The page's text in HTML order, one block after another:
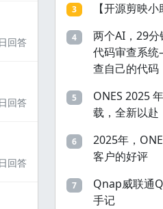
回答
回答
回答
3 【开源剪映
4
两个AI，29
代码审查系
查自己的代码
5
ONES 2025
载，全新以赴
6
2025年，
客户的好评
7
Qnap威联通
手记